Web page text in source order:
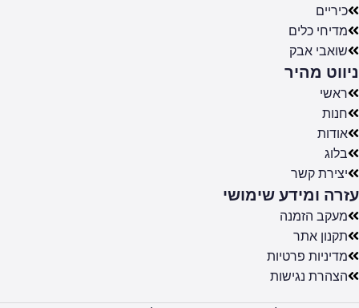
כיריים
מדיחי כלים
שואבי אבק
ניווט מהיר
ראשי
חנות
אודות
בלוג
יצירת קשר
עזרה ומידע שימושי
מעקב הזמנה
תקנון אתר
מדיניות פרטיות
הצהרת נגישות